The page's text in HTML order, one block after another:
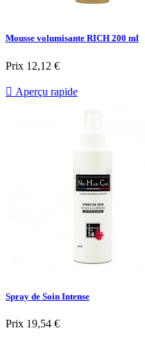
Mousse volumisante RICH 200 ml
Prix 12,12 €
 Aperçu rapide
Spray de Soin Intense
Prix 19,54 €